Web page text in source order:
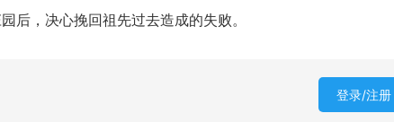
后，决心挽回祖先过去造成的失败。
登录/注册